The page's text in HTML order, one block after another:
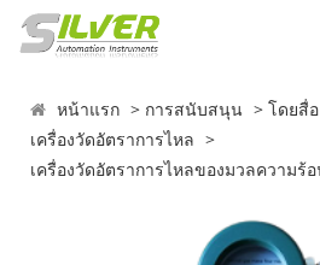
หน้าแรก การสนับสนุน
โดยสื่อ
เครื่องวัดอัตราการไหล
เครื่องวัดอัตราการไหลของมวลความ